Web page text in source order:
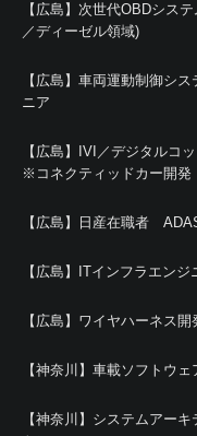
【広島】次世代OBDシス
／ディーゼル領域)
【広島】車両運動制御シ
ニア
【広島】IVI／デジタルコ
※コネクティッドカー開発
【広島】日産在職者
【広島】ITインフラエン
【広島】ワイヤハーネス
【神奈川】車載ソフトウ
【神奈川】システムアー